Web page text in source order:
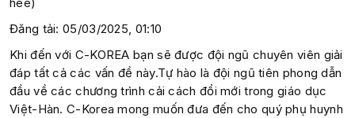
hee)
Đăng tải: 05/03/2025, 01:10
Khi đến với C-KOREA bạn sẽ được đội ngũ chuyên viên giải
đáp tất cả các vấn đề này.Tự hào là đội ngũ tiên phong dẫn
đầu về các chương trình cải cách đổi mới trong giáo dục
Việt-Hàn. C-Korea mong muốn đưa đến cho quý phụ huynh